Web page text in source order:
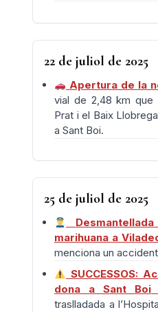
22 de juliol de 2025
Apertura de la
vial de 2,48 km que
Prat i el Baix
a Sant Boi.
25 de juliol de 2025
marihuana a
menciona un
SUCCESSOS:
dona a Sant Boi
traslladada a